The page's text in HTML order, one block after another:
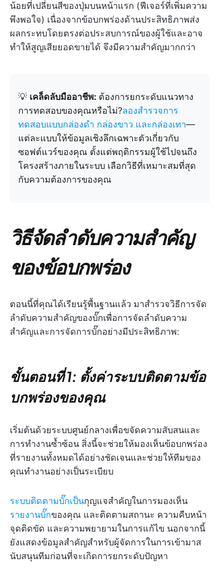
น้อยที่เปลี่ยนสีของปุ่มบนหน้าแรก (ฟีเจอร์ที่เพิ่มความ
พึงพอใจ) เนื่องจากข้อบกพร่องด้านประสิทธิภาพส่ง
ผลกระทบโดยตรงต่อประสบการณ์ของผู้ใช้และอาจ
ทำให้สูญเสียยอดขายได้ จึงมีความสำคัญมากกว่า
💡 เคล็ดลับมืออาชีพ: ต้องการยกระดับแนวทาง
การทดสอบของคุณหรือไม่?ลองสำรวจการ
ทดสอบแบบกล่องดำ กล่องขาว และกล่องเทา—
แต่ละแบบให้ข้อมูลเชิงลึกเฉพาะตัวเกี่ยวกับ
ซอฟต์แวร์ของคุณ ตั้งแต่พฤติกรรมผู้ใช้ไปจนถึง
โครงสร้างภายในระบบ เลือกวิธีที่เหมาะสมที่สุด
กับความต้องการของคุณ
วิธีจัดลำดับความสำคัญ
ของข้อบกพร่อง
ตอนนี้ที่คุณได้เรียนรู้พื้นฐานแล้ว มาสำรวจวิธีการจัด
ลำดับความสำคัญของบั๊กเพื่อการจัดลำดับความ
สำคัญและการจัดการบั๊กอย่างมีประสิทธิภาพ:
ขั้นตอนที่ 1: ตั้งค่าระบบติดตามข้อ
บกพร่องของคุณ
เริ่มต้นด้วยระบบศูนย์กลางเพื่อขจัดความสับสนและ
การทำงานซ้ำซ้อน สิ่งนี้จะช่วยให้มองเห็นข้อบกพร่อง
ที่รายงานทั้งหมดได้อย่างชัดเจนและช่วยให้ทีมของ
คุณทำงานอย่างเป็นระเบียบ
ระบบติดตามบั๊กเป็นกุญแจสำคัญในการมองเห็น
รายงานบั๊กของคุณ และติดตามสถานะ ความคืบหน้า
จุดติดขัด และความพยายามในการแก้ไข นอกจากนี้
ยังแสดงข้อมูลสำคัญสำหรับผู้จัดการในการเข้ามาส
นับสนุนทีมก่อนที่จะเกิดการยกระดับปัญหา